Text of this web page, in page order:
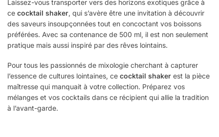
Laissez-vous transporter vers des horizons exotiques grâce à
ce cocktail shaker, qui s’avère être une invitation à découvrir
des saveurs insoupçonnées tout en concoctant vos boissons
préférées. Avec sa contenance de 500 ml, il est non seulement
pratique mais aussi inspiré par des rêves lointains.
Pour tous les passionnés de mixologie cherchant à capturer
l’essence de cultures lointaines, ce cocktail shaker est la pièce
maîtresse qui manquait à votre collection. Préparez vos
mélanges et vos cocktails dans ce récipient qui allie la tradition
à l’avant-garde.